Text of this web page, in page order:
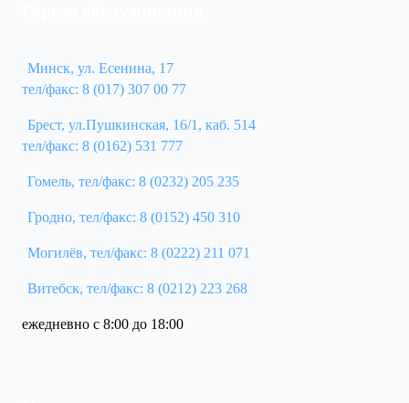
Минск, ул. Есенина, 17
тел/факс: 8 (017) 307 00 77
Брест, ул.Пушкинская, 16/1, каб. 514
тел/факс: 8 (0162) 531 777
Гомель, тел/факс: 8 (0232) 205 235
Гродно, тел/факс: 8 (0152) 450 310
Могилёв, тел/факс: 8 (0222) 211 071
Витебск, тел/факс: 8 (0212) 223 268
ежедневно с 8:00 до 18:00